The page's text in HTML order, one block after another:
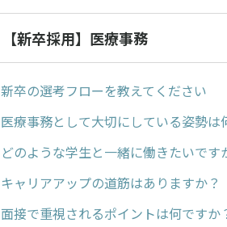
【新卒採用】医療事務
新卒の選考フローを教えてください
医療事務として大切にしている姿勢は
どのような学生と一緒に働きたいです
キャリアアップの道筋はありますか？
面接で重視されるポイントは何ですか